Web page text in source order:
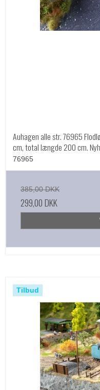
Auhagen alle str. 76965
cm, total længde 200 cm.
76965
385,00 DKK
299,00 DKK
Tilbud